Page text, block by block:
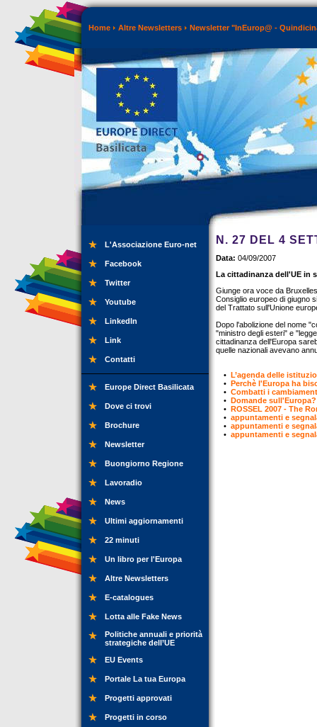
Home Altre Newsletters Newsletter "InEurop@ -
L'Associazione Euro-net
Facebook
Twitter
Youtube
LinkedIn
Link
Contatti
Europe Direct Basilicata
Dove ci trovi
Brochure
Newsletter
Buongiorno Regione
Lavoradio
News
Ultimi aggiornamenti
22 minuti
Un libro per l'Europa
Altre Newsletters
E-catalogues
Lotta alle Fake News
Politiche annuali e priorità
strategiche dell’UE
EU Events
Portale La tua Europa
Progetti approvati
Progetti in corso
N. 27 DEL 4
Data: 04/09/2007
La cittadinanza dell'UE in
Giunge ora voce da
Consiglio europeo di giugno
del Trattato sull'Unione
Dopo l'abolizione del nome
"ministro degli esteri" e
cittadinanza dell'Europa
quelle nazionali avevano
• L’agenda delle
• Perchè l'Europa ha
• Combatti i
• Domande
• ROSSEL 2007 - The
• appuntamenti e
• appuntamenti e
• appuntamenti e